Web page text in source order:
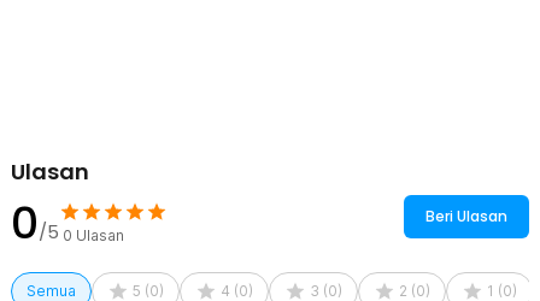
Ulasan
0/5 0 Ulasan
Beri Ulasan
Semua 5 (0) 4 (0) 3 (0) 2 (0) 1 (0)